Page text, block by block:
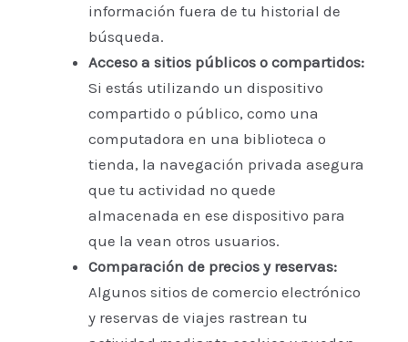
información fuera de tu historial de
búsqueda.
Acceso a sitios públicos o compartidos:
Si estás utilizando un dispositivo
compartido o público, como una
computadora en una biblioteca o
tienda, la navegación privada asegura
que tu actividad no quede
almacenada en ese dispositivo para
que la vean otros usuarios.
Comparación de precios y reservas:
Algunos sitios de comercio electrónico
y reservas de viajes rastrean tu